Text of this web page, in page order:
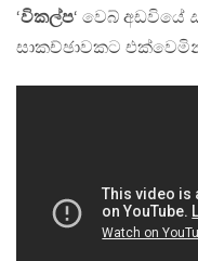
‘විකල්ප‘ වෙබ් අඩවියේ
සාකච්ඡාවකට